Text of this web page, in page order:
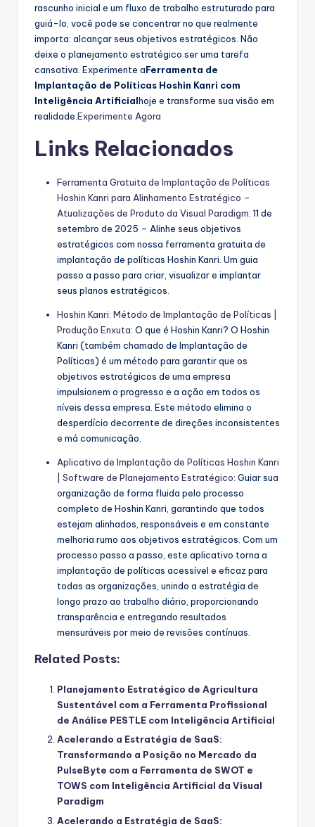
rascunho inicial e um fluxo de trabalho estruturado para
guiá-lo, você pode se concentrar no que realmente
importa: alcançar seus objetivos estratégicos. Não
deixe o planejamento estratégico ser uma tarefa
cansativa. Experimente aFerramenta de
Implantação de Políticas Hoshin Kanri com
Inteligência Artificialhoje e transforme sua visão em
realidade.Experimente Agora
Links Relacionados
Ferramenta Gratuita de Implantação de Políticas
Hoshin Kanri para Alinhamento Estratégico –
Atualizações de Produto da Visual Paradigm: 11 de
setembro de 2025 – Alinhe seus objetivos
estratégicos com nossa ferramenta gratuita de
implantação de políticas Hoshin Kanri. Um guia
passo a passo para criar, visualizar e implantar
seus planos estratégicos.
Hoshin Kanri: Método de Implantação de Políticas |
Produção Enxuta: O que é Hoshin Kanri? O Hoshin
Kanri (também chamado de Implantação de
Políticas) é um método para garantir que os
objetivos estratégicos de uma empresa
impulsionem o progresso e a ação em todos os
níveis dessa empresa. Este método elimina o
desperdício decorrente de direções inconsistentes
e má comunicação.
Aplicativo de Implantação de Políticas Hoshin Kanri
| Software de Planejamento Estratégico: Guiar sua
organização de forma fluida pelo processo
completo de Hoshin Kanri, garantindo que todos
estejam alinhados, responsáveis e em constante
melhoria rumo aos objetivos estratégicos. Com um
processo passo a passo, este aplicativo torna a
implantação de políticas acessível e eficaz para
todas as organizações, unindo a estratégia de
longo prazo ao trabalho diário, proporcionando
transparência e entregando resultados
mensuráveis por meio de revisões contínuas.
Related Posts:
Planejamento Estratégico de Agricultura
Sustentável com a Ferramenta Profissional
de Análise PESTLE com Inteligência Artificial
Acelerando a Estratégia de SaaS:
Transformando a Posição no Mercado da
PulseByte com a Ferramenta de SWOT e
TOWS com Inteligência Artificial da Visual
Paradigm
Acelerando a Estratégia de SaaS: